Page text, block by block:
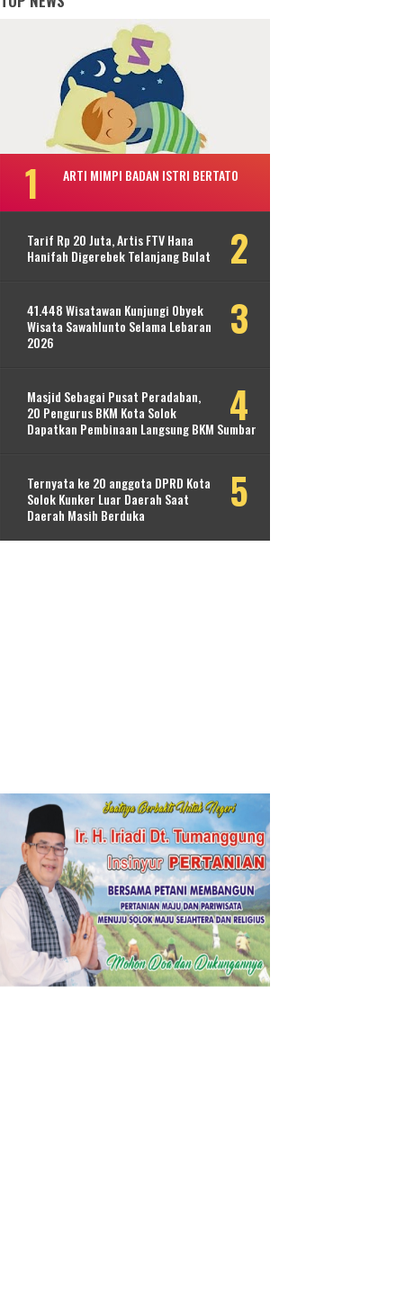
ARTI MIMPI BADAN ISTRI BERTATO
Tarif Rp 20 Juta, Artis FTV Hana
Hanifah Digerebek Telanjang Bulat
41.448 Wisatawan Kunjungi Obyek
Wisata Sawahlunto Selama Lebaran
2026
Masjid Sebagai Pusat Peradaban,
20 Pengurus BKM Kota Solok
Dapatkan Pembinaan Langsung BKM Sumbar
Ternyata ke 20 anggota DPRD Kota
Solok Kunker Luar Daerah Saat
Daerah Masih Berduka